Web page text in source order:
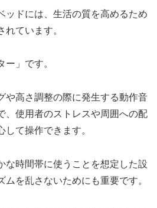
ッドには、生活の質を高めるため
ています。
ー」です。
や高さ調整の際に発生する動作音
、使用者のストレスや周囲への配
て操作できます。
な時間帯に使うことを想定した設
を乱さないためにも重要です。